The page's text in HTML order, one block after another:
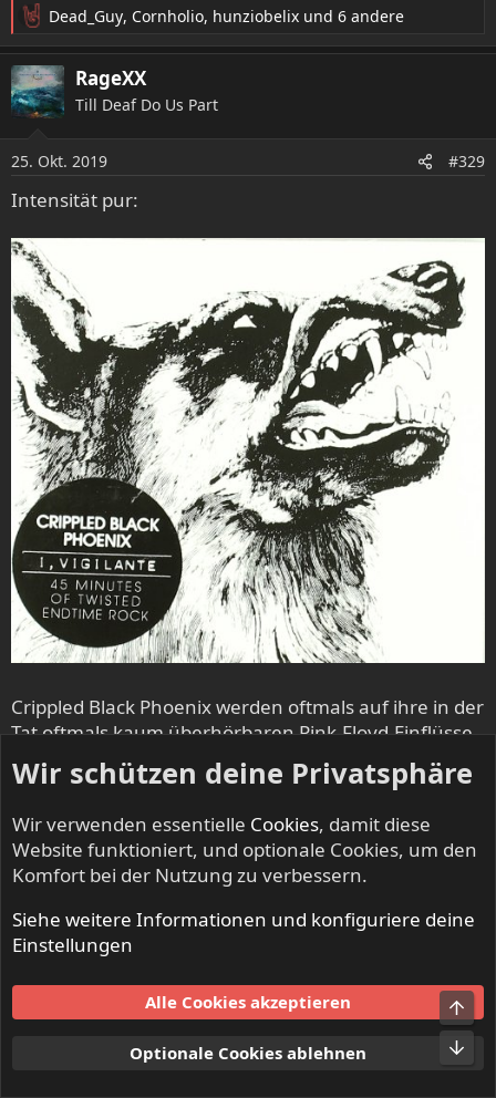
R
e
a
k
t
n
e
n
:
Dead_Guy, Cornholio, hunziobelix und 6 andere
RageXX
Till Deaf Do Us Part
25. Okt. 2019 #329
Intensität pur:
Crippled Black Phoenix werden oftmals auf ihre in der
Tat oftmals kaum überhörbaren Pink-Floyd-Einflüsse
reduziert. Dass Justin Greaves und seine stetig
wechselnden Mitstreiter allerdings daraus etwas
verwendeten "floydschen" Stilelemente leidlich nur
einBestandteil eines Sounds sind, den man schlicht
als "mächtig" titulieren muss, wird hierbei permanent
übersehen.
Kaum eine Band der "Neuzeit" transportiert
Schwermut in Verbindung mit Melodie und
Heavyness (wird immer sehr gerne übersehen - m.E.
Längen
packender und intensiver als bei so manchen
Wir schützen deine Privatsphäre
Wir verwenden essentielle Cookies, damit diese
Website funktioniert, und optionale Cookies, um den
Komfort bei der Nutzung zu verbessern.
Siehe weitere Informationen und konfiguriere deine
Einstellungen
Alle Cookies akzeptieren
Optionale Cookies ablehnen